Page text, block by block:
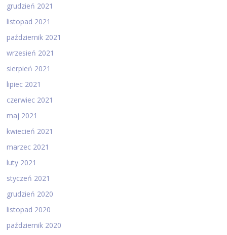
grudzień 2021
listopad 2021
październik 2021
wrzesień 2021
sierpień 2021
lipiec 2021
czerwiec 2021
maj 2021
kwiecień 2021
marzec 2021
luty 2021
styczeń 2021
grudzień 2020
listopad 2020
październik 2020